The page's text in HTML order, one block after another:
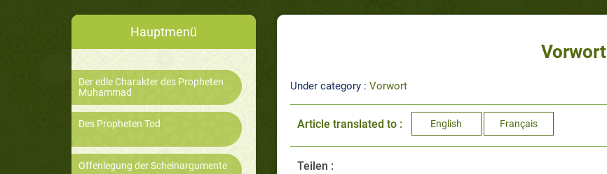
Hauptmenü
Der edle Charakter des Propheten
Muhammad
Des Propheten Tod
Offenlegung der Scheinargumente
Vorwort
Under category : Vorwort
Article translated to : English Français
Teilen :